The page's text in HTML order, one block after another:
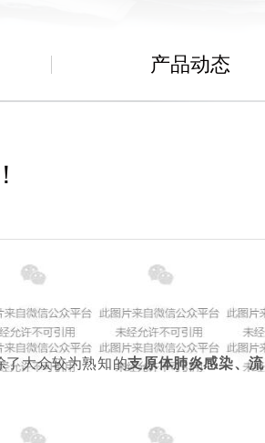
产品动态
了大众较为熟知的支原体肺炎感染、流